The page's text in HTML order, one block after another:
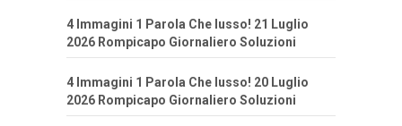
4 Immagini 1 Parola Che lusso! 21 Luglio
2026 Rompicapo Giornaliero Soluzioni
4 Immagini 1 Parola Che lusso! 20 Luglio
2026 Rompicapo Giornaliero Soluzioni